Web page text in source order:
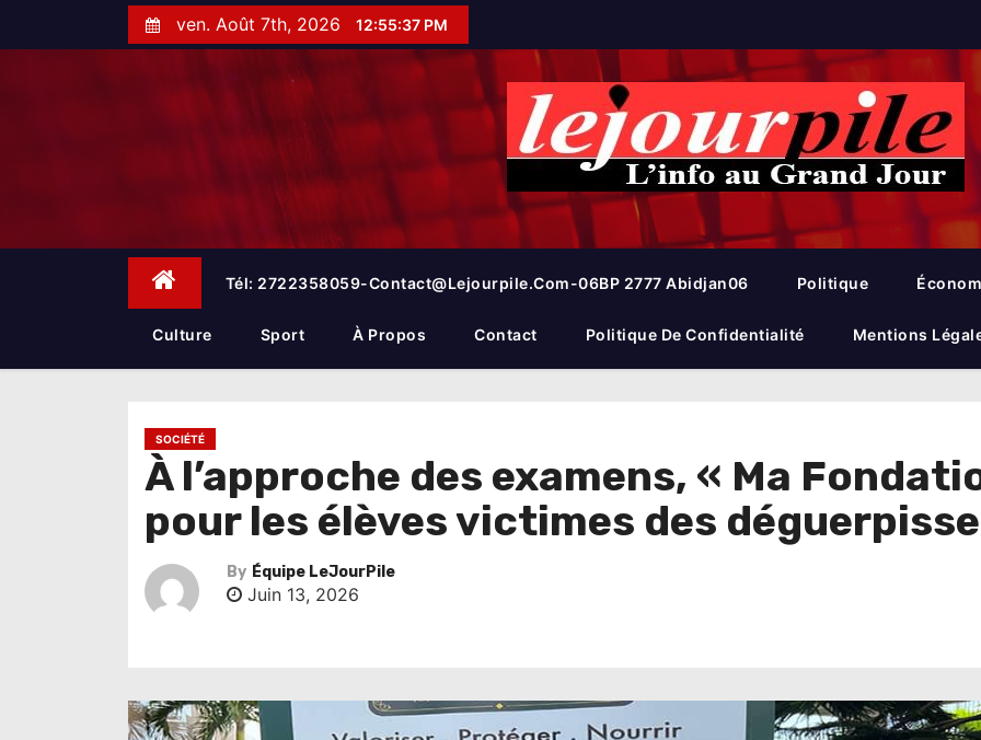
t
ven. Août 7th, 2026 12:55:38 PM
Tél: 2722358059-Contact@lejourpile.com-06BP 2777 Abidjan06 Politique
Culture Sport À Propos Contact Politique De Confidentialité Mentions
SOCIÉTÉ
À l’approche des examens, « Ma
pour les élèves victimes des
By Équipe LeJourPile
Juin 13, 2026